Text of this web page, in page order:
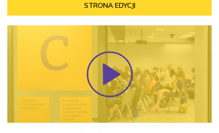
STRONA EDYCJI